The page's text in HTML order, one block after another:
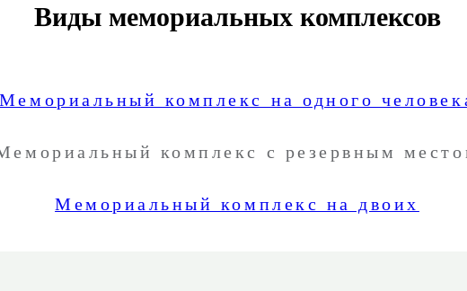
Виды мемориальных комплексов
комплекс на одного
комплекс с резервным
Мемориальный комплекс на двоих